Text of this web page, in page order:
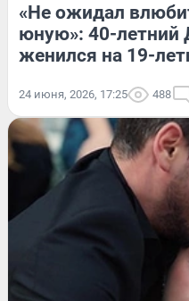
«Не ожидал
юную»: 40-летний
женился на 19-
24 июня, 2026, 17:25 488